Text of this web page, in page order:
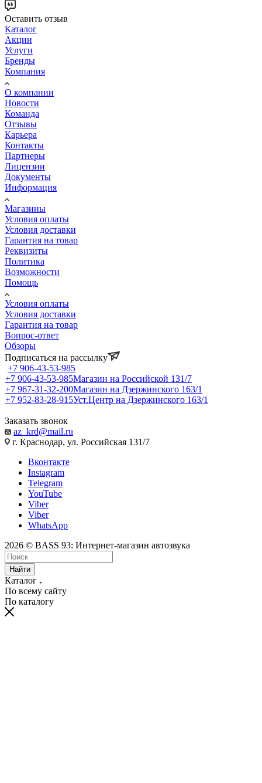
Оставить отзыв
Каталог
Акции
Услуги
Бренды
Компания
О компании
Новости
Команда
Отзывы
Карьера
Контакты
Партнеры
Лицензии
Документы
Информация
Магазины
Условия оплаты
Условия доставки
Гарантия на товар
Реквизиты
Политика
Возможности
Помощь
Условия оплаты
Условия доставки
Гарантия на товар
Вопрос-ответ
Обзоры
Подписаться на рассылку
+7 906-43-53-985
+7 906-43-53-985Магазин на Российской 131/7
+7 967-31-32-200Магазин на Дзержинского 163/1
+7 952-83-28-915Уст.Центр на Дзержинского 163/1
Заказать звонок
az_krd@mail.ru
г. Краснодар, ул. Российская 131/7
Вконтакте
Instagram
Telegram
YouTube
Viber
Viber
WhatsApp
2026 © BASS 93: Интернет-магазин автозвука
Найти
Каталог
По всему сайту
По каталогу